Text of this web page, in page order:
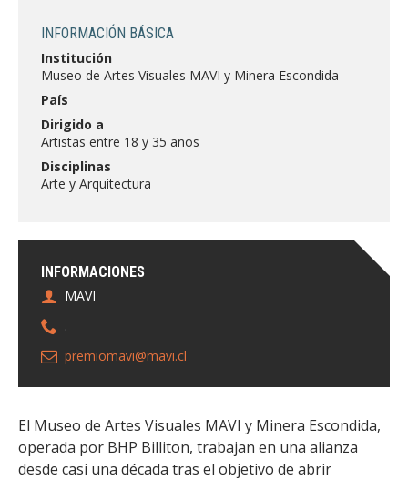
Estudiantes
Académicas/os Egresadas/os
INFORMACIONES
MAVI
.
premiomavi@mavi.cl
INFORMACIÓN BÁSICA
Institución
Museo de Artes Visuales MAVI y Minera Escondida
País
Dirigido a
Artistas entre 18 y 35 años
Disciplinas
Arte y Arquitectura
El Museo de Artes Visuales MAVI y Minera Escondida,
operada por BHP Billiton, trabajan en una alianza
desde casi una década tras el objetivo de abrir